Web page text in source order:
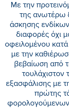
Με την
της ανωτέρω
άσκησης
διαφορές όχι
οφειλομένου
με την
βεβαίωση από
εξασφάλισης με
πρώτης